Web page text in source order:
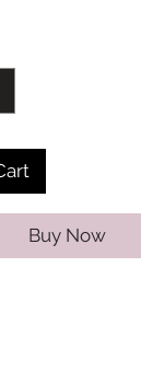
pagamento
una coppia
Buy Now